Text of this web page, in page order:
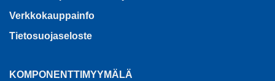
Verkkokauppainfo
Tietosuojaseloste
KOMPONENTTIMYYMÄLÄ